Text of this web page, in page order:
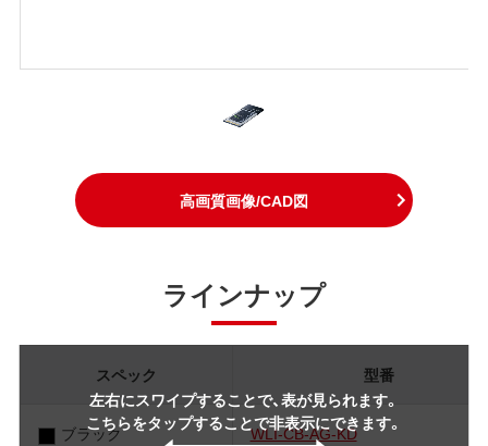
高画質画像/CAD図
ラインナップ
左右にスワイプすることで、表が見られます。
こちらをタップすることで非表示にできます。
スペック 型番
ブラック WLI-CB-AG-KD